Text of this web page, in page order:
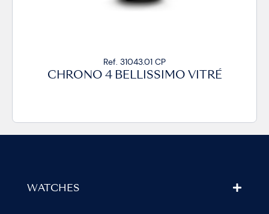
Ref. 31043.01 CP
CHRONO 4 BELLISSIMO VITRÉ
WATCHES